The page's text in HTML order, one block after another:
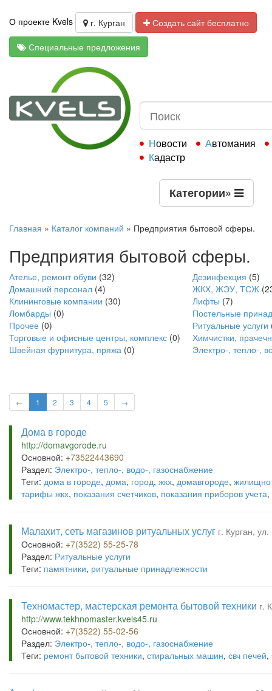
О проекте Kvels г. Курган
Создать сайт бесплатно
Специальные предложения
Новости
Автомания
Кадастр
Категории»
Главная » Каталог компаний » Предприятия бытовой сферы.
Предприятия бытовой сферы.
Ателье, ремонт обуви (32) Дезинфекция (5)
Домашний персонал (4) ЖКХ, ЖЭУ, ТСЖ
Клининговые компании (30) Лифты (7)
Ломбарды (0)
Постельные
Прочее (0) Ритуальные услуги
Торговые и офисные центры, комплекс (0)
Химчистки,
Швейная фурнитура, пряжа (0) Электро-, тепло-,
← 1 2 3 4 5 →
Дома в городе
http://domavgorode.ru
Основной: +73522443690
Раздел: Электро-, тепло-, водо-, газоснабжение
Теги: дома в городе, дома, город, жкх, домавгороде, жилищно
тарифы жкх, показания счетчиков, показания приборов учета,
Малахит, сеть магазинов ритуальных услуг г. Курган,
Основной: +7(3522) 55-25-78
Раздел: Ритуальные услуги
Теги: памятники, ритуальные принадлежности
Техномастер, мастерская ремонта бытовой техники г.
http://www.tekhnomaster.kvels45.ru
Основной: +7(3522) 55-02-56
Раздел: Электро-, тепло-, водо-, газоснабжение
Теги: ремонт бытовой техники, стиральных машин, свч печей,